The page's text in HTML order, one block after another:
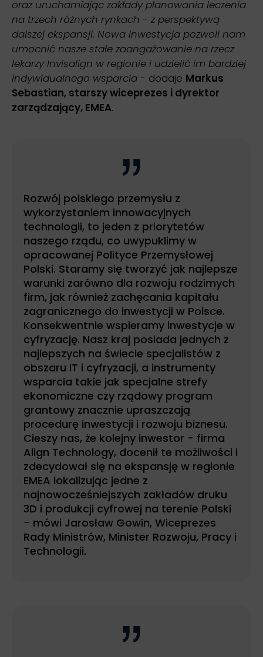
oraz uruchamiając zakłady planowania leczenia
na trzech różnych rynkach - z perspektywą
dalszej ekspansji. Nowa inwestycja pozwoli nam
umocnić nasze stałe zaangażowanie na rzecz
lekarzy Invisalign w regionie i udzielić im bardziej
indywidualnego wsparcia - dodaje Markus
Sebastian, starszy wiceprezes i dyrektor
zarządzający, EMEA.
Rozwój polskiego przemysłu z
wykorzystaniem innowacyjnych
technologii, to jeden z priorytetów
naszego rządu, co uwypuklimy w
opracowanej Polityce Przemysłowej
Polski. Staramy się tworzyć jak najlepsze
warunki zarówno dla rozwoju rodzimych
firm, jak również zachęcania kapitału
zagranicznego do inwestycji w Polsce.
Konsekwentnie wspieramy inwestycje w
cyfryzację. Nasz kraj posiada jednych z
najlepszych na świecie specjalistów z
obszaru IT i cyfryzacji, a instrumenty
wsparcia takie jak specjalne strefy
ekonomiczne czy rządowy program
grantowy znacznie upraszczają
procedurę inwestycji i rozwoju biznesu.
Cieszy nas, że kolejny inwestor - firma
Align Technology, docenił te możliwości i
zdecydował się na ekspansję w regionie
EMEA lokalizując jedne z
najnowocześniejszych zakładów druku
3D i produkcji cyfrowej na terenie Polski
- mówi Jarosław Gowin, Wiceprezes
Rady Ministrów, Minister Rozwoju, Pracy i
Technologii.